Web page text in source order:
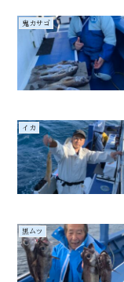
鬼カサゴ
イカ
黒ムツ